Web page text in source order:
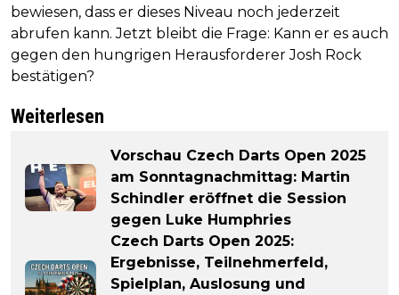
bewiesen, dass er dieses Niveau noch jederzeit
abrufen kann. Jetzt bleibt die Frage: Kann er es auch
gegen den hungrigen Herausforderer Josh Rock
bestätigen?
Weiterlesen
Vorschau Czech Darts Open 2025
am Sonntagnachmittag: Martin
Schindler eröffnet die Session
gegen Luke Humphries
Czech Darts Open 2025:
Ergebnisse, Teilnehmerfeld,
Spielplan, Auslosung und